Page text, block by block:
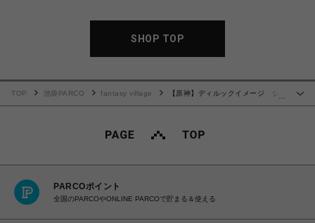
SHOP TOP
TOP 池袋PARCO fantasy village
【原神】ディルックイメージ シャ
PARCOポイント
全国のPARCOやONLINE PARCOで貯まる＆使える